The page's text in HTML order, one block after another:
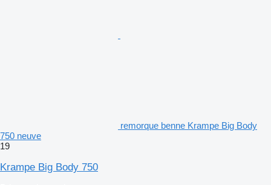
remorque benne Krampe Big Body
750 neuve
19
Krampe Big Body 750